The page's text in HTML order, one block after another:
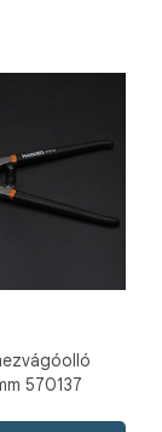
570137